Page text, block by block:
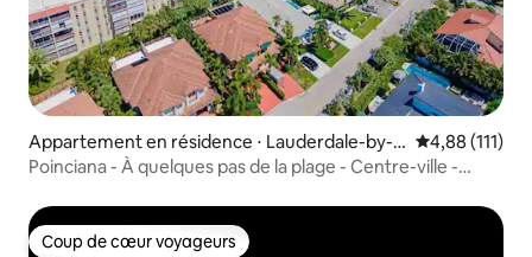
Appartement en résidence ⋅ Lauderdale-by-t
he-Sea
Évaluation
4,88 (111)
Poinciana - À quelques pas de la plage - Centre-ville -
Coup de cœur voyageurs
Coup de cœur voyageurs